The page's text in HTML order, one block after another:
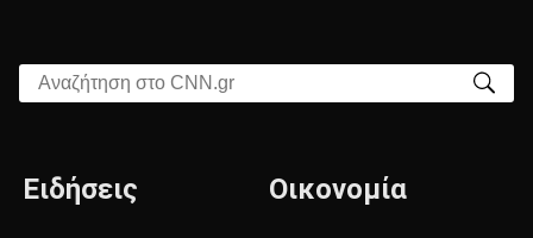
Αναζήτηση στο CNN.gr
Ειδήσεις Οικονομία